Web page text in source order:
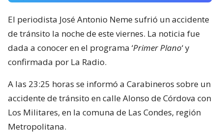
El periodista José Antonio Neme sufrió un accidente
de tránsito la noche de este viernes. La noticia fue
dada a conocer en el programa ‘Primer Plano‘ y
confirmada por La Radio.
A las 23:25 horas se informó a Carabineros sobre un
accidente de tránsito en calle Alonso de Córdova con
Los Militares, en la comuna de Las Condes, región
Metropolitana.